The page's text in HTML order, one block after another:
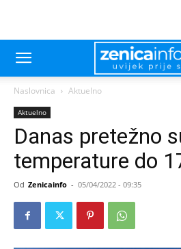
Naslovnica Aktuelno
Aktuelno
Danas pretežno
temperature do
Od Zenicainfo - 05/04/2022 - 09:35